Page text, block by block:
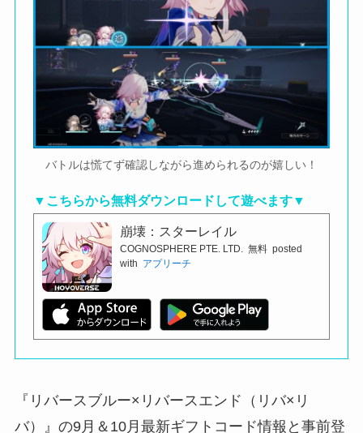
バトルは慌てず確認しながら進められるのが嬉しい！
▼こちらから無料ダウンロードして遊べます▼
崩壊：スターレイル
COGNOSPHERE PTE. LTD. 無料 posted
with アプリーチ
『リバースブルー×リバースエンド（リバ×リ
バ）』の9月＆10月最新ギフトコード情報と事前登